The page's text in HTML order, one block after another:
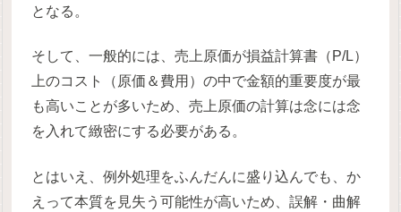
となる。
そして、一般的には、売上原価が損益計算書（P/L）
上のコスト（原価＆費用）の中で金額的重要度が最
も高いことが多いため、売上原価の計算は念には念
を入れて緻密にする必要がある。
とはいえ、例外処理をふんだんに盛り込んでも、か
えって本質を見失う可能性が高いため、誤解・曲解